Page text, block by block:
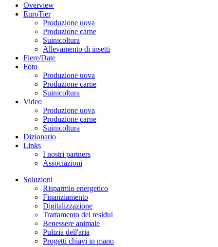
Overview
EuroTier
Produzione uova
Produzione carne
Suinicoltura
Allevamento di insetti
Fiere/Date
Foto
Produzione uova
Produzione carne
Suinicoltura
Video
Produzione uova
Produzione carne
Suinicoltura
Dizionario
Links
I nostri partners
Associazioni
Soluzioni
Risparmio energetico
Finanziamento
Digitalizzazione
Trattamento dei residui
Benessere animale
Pulizia dell'aria
Progetti chiavi in mano